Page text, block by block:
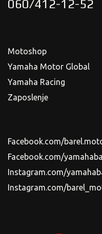
060/412-12-52
Motoshop
Yamaha Motor Global
Yamaha Racing
Zaposlenje
Facebook.com/
Facebook.com/
Instagram.com/
Instagram.com/